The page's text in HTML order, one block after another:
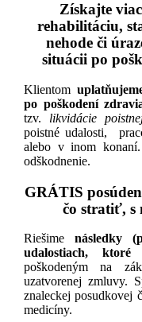
Získajte
rehabilitáciu,
nehode či
situácii po
Klientom
po poškodení
tzv. likvidácie
poistné udalosti,
alebo v inom
odškodnenie.
GRÁTIS
čo stratiť, s
Riešime následky
udalostiach,
poškodeným na
uzatvorenej zmluvy.
znaleckej posudkovej
medicíny.